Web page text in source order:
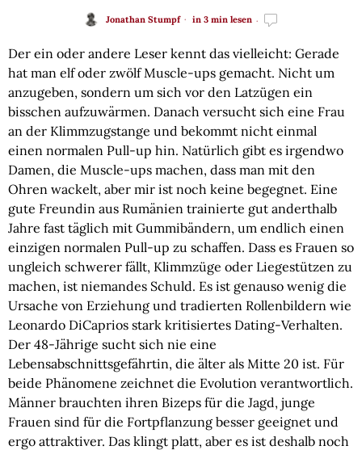
Jonathan Stumpf in 3 min lesen
Der ein oder andere Leser kennt das vielleicht: Gerade
hat man elf oder zwölf Muscle-ups gemacht. Nicht um
anzugeben, sondern um sich vor den Latzügen ein
bisschen aufzuwärmen. Danach versucht sich eine Frau
an der Klimmzugstange und bekommt nicht einmal
einen normalen Pull-up hin. Natürlich gibt es irgendwo
Damen, die Muscle-ups machen, dass man mit den
Ohren wackelt, aber mir ist noch keine begegnet. Eine
gute Freundin aus Rumänien trainierte gut anderthalb
Jahre fast täglich mit Gummibändern, um endlich einen
einzigen normalen Pull-up zu schaffen. Dass es Frauen so
ungleich schwerer fällt, Klimmzüge oder Liegestützen zu
machen, ist niemandes Schuld. Es ist genauso wenig die
Ursache von Erziehung und tradierten Rollenbildern wie
Leonardo DiCaprios stark kritisiertes Dating-Verhalten.
Der 48-Jährige sucht sich nie eine
Lebensabschnittsgefährtin, die älter als Mitte 20 ist. Für
beide Phänomene zeichnet die Evolution verantwortlich.
Männer brauchten ihren Bizeps für die Jagd, junge
Frauen sind für die Fortpflanzung besser geeignet und
ergo attraktiver. Das klingt platt, aber es ist deshalb noch